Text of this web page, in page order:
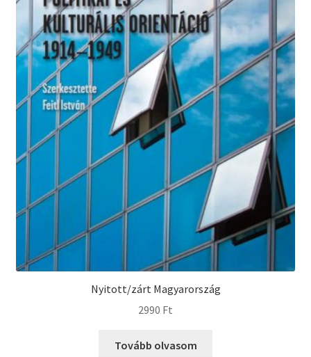
Nyitott/zárt Magyarország
2990 Ft
Tovább olvasom